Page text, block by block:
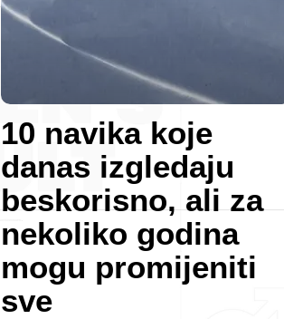
10 navika koje
danas izgledaju
beskorisno, ali za
nekoliko godina
mogu promijeniti
sve